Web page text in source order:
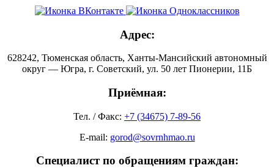
Адрес:
628242, Тюменская область, Ханты-Мансийский автономный
округ — Югра, г. Советский, ул. 50 лет Пионерии, 11Б
Приёмная:
Тел. / Факс: +7 (34675) 7-89-56
E-mail: gorod@sovrnhmao.ru
Специалист по обращениям граждан: